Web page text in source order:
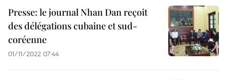
Presse: le journal Nhan Dan reçoit
des délégations cubaine et sud-
coréenne
01/11/2022 07:44